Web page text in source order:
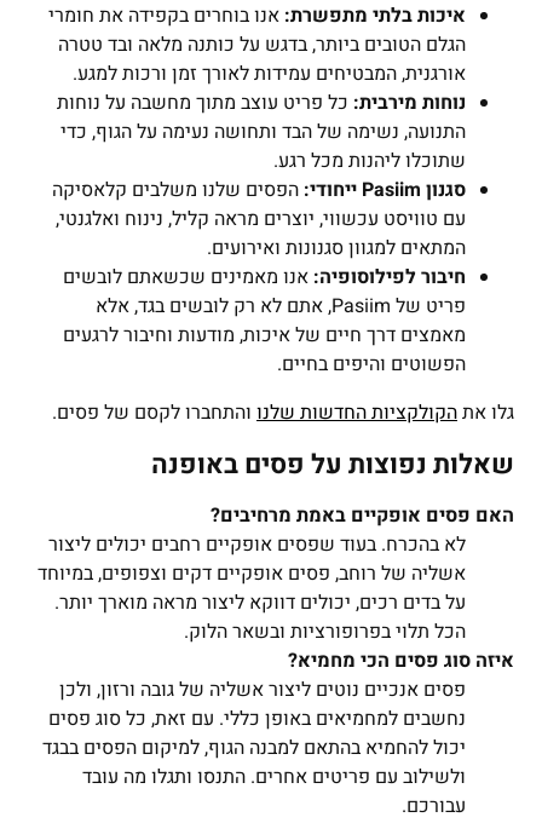
איכות בלתי מתפשרת: אנו בוחרים בקפידה את חומרי
הגלם הטובים ביותר, בדגש על כותנה מלאה ובד טטרה
אורגנית, המבטיחים עמידות לאורך זמן ורכות למגע.
נוחות מירבית: כל פריט עוצב מתוך מחשבה על נוחות
התנועה, נשימה של הבד ותחושה נעימה על הגוף, כדי
שתוכלו ליהנות מכל רגע.
סגנון Pasiim ייחודי:
הפסים שלנו משלבים קלאסיקה
עם טוויסט עכשווי, יוצרים מראה קליל, נינוח ואלגנטי,
המתאים למגוון סגנונות ואירועים.
חיבור לפילוסופיה: אנו מאמינים שכשאתם לובשים
פריט של Pasiim, אתם לא רק לובשים בגד, אלא
מאמצים דרך חיים של איכות, מודעות וחיבור לרגעים
הפשוטים והיפים בחיים.
גלו אתהקולקציות החדשות שלנו והתחברו לקסם של פסים.
שאלות נפוצות על פסים באופנה
האם פסים אופקיים באמת מרחיבים?
לא בהכרח. בעוד שפסים אופקיים רחבים יכולים ליצור
אשליה של רוחב, פסים אופקיים דקים וצפופים, במיוחד
על בדים רכים, יכולים דווקא ליצור מראה מוארך יותר.
הכל תלוי בפרופורציות ובשאר הלוק.
איזה סוג פסים הכי מחמיא?
פסים אנכיים נוטים ליצור אשליה של גובה ורזון, ולכן
נחשבים למחמיאים באופן כללי. עם זאת, כל סוג פסים
יכול להחמיא בהתאם למבנה הגוף, למיקום הפסים בבגד
ולשילוב עם פריטים אחרים. התנסו ותגלו מה עובד
עבורכם.